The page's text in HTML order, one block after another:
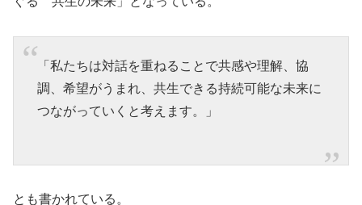
「私たちは対話を重ねることで共感や理解、協
調、希望がうまれ、共生できる持続可能な未来に
つながっていくと考えます。」
とも書かれている。